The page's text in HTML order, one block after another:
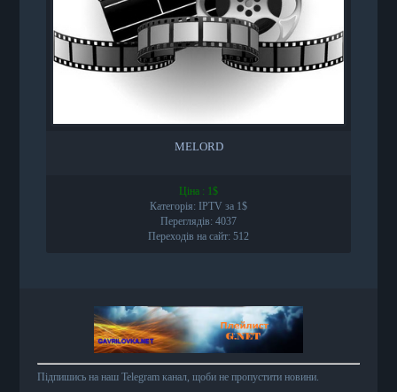
MELORD
Ціна : 1$
Категорія: IPTV за 1$
Переглядів: 4037
Переходів на сайт: 512
Підпишись на наш Telegram канал, щоби не пропустити новини.